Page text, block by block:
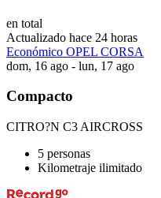
en total
Actualizado hace 24 horas
Económico OPEL CORSA
dom, 16 ago - lun, 17 ago
Compacto
CITRO?N C3 AIRCROSS
5 personas
Kilometraje ilimitado